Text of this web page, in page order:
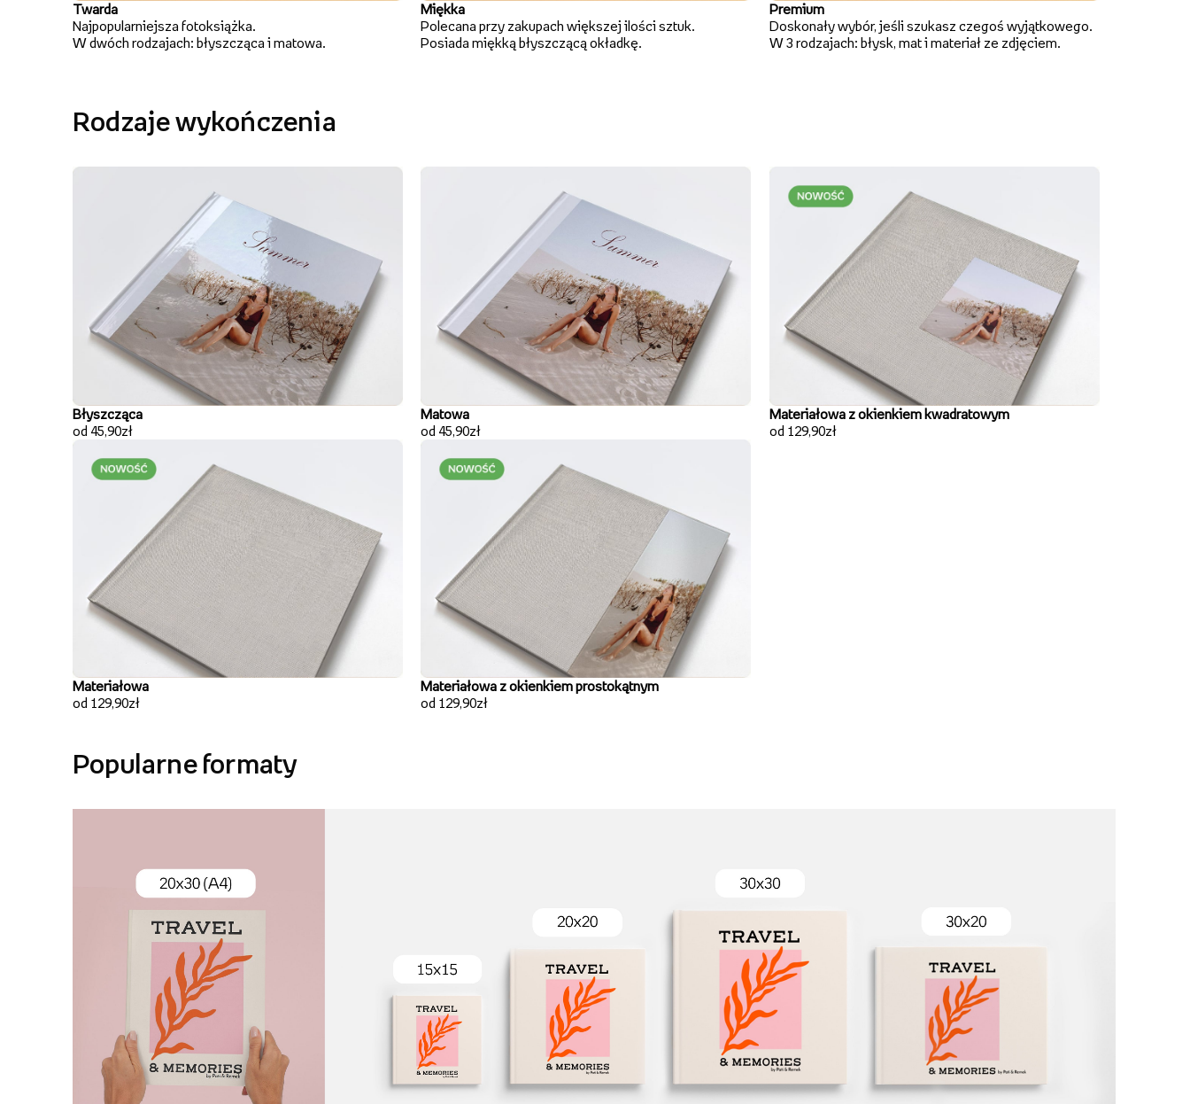
Twarda
Najpopularniejsza fotoksiążka.
W dwóch rodzajach: błyszcząca i matowa.
Miękka
Polecana przy zakupach większej ilości sztuk.
Posiada miękką błyszczącą okładkę.
Premium
Doskonały wybór, jeśli szukasz czegoś wyjątkowego.
W 3 rodzajach: błysk, mat i materiał ze zdjęciem.
Rodzaje wykończenia
Błyszcząca
od 45,90zł
Materiałowa
od 129,90zł
Matowa
od 45,90zł
Materiałowa z okienkiem prostokątnym
od 129,90zł
Materiałowa z okienkiem kwadratowym
od 129,90zł
Popularne formaty